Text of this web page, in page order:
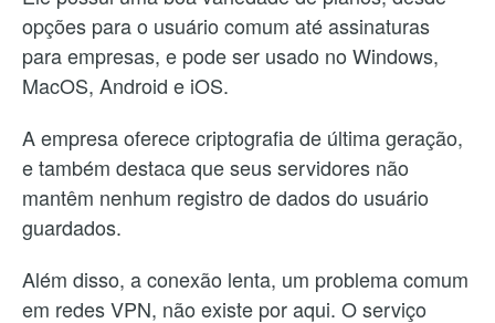
opções para o usuário comum até assinaturas
para empresas, e pode ser usado no Windows,
MacOS, Android e iOS.
A empresa oferece criptografia de última geração,
e também destaca que seus servidores não
mantêm nenhum registro de dados do usuário
guardados.
Além disso, a conexão lenta, um problema comum
em redes VPN, não existe por aqui. O serviço